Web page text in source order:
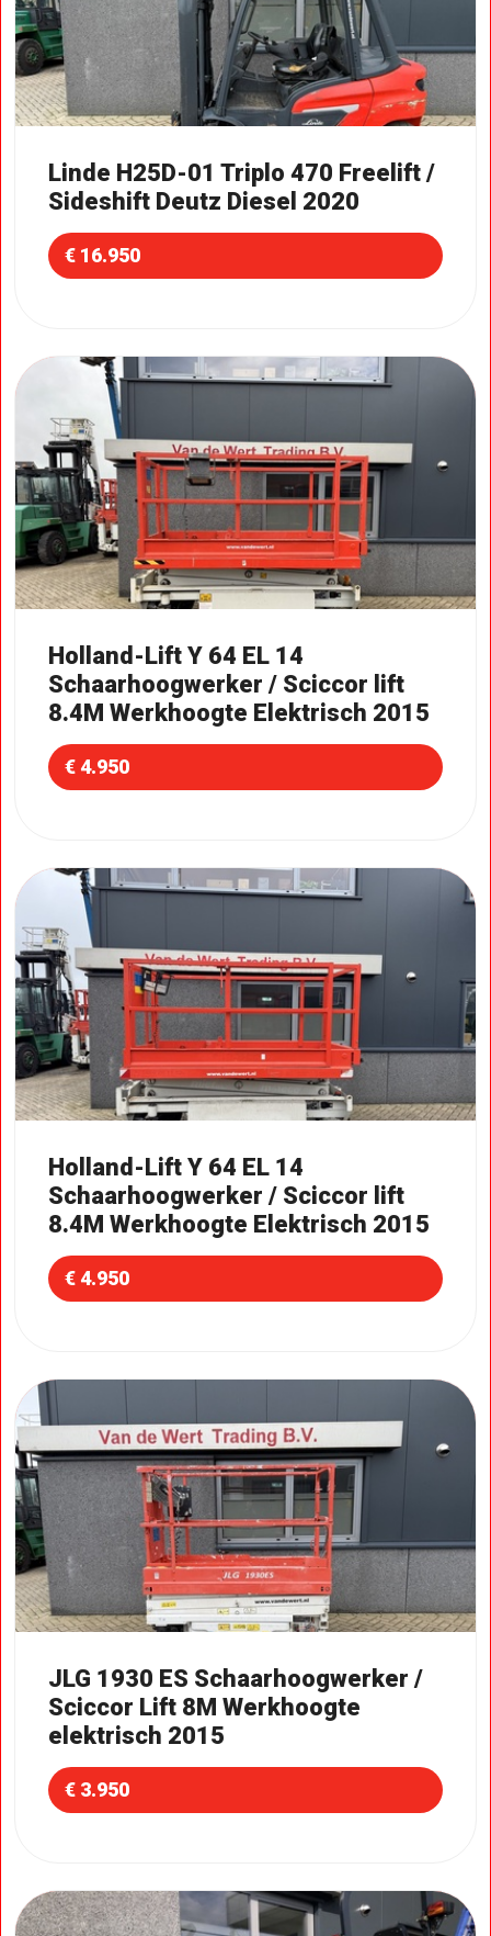
Linde H25D-01 Triplo 470 Freelift /
Sideshift Deutz Diesel 2020
€ 16.950
Holland-Lift Y 64 EL 14
Schaarhoogwerker / Sciccor lift
8.4M Werkhoogte Elektrisch 2015
€ 4.950
Holland-Lift Y 64 EL 14
Schaarhoogwerker / Sciccor lift
8.4M Werkhoogte Elektrisch 2015
€ 4.950
JLG 1930 ES Schaarhoogwerker /
Sciccor Lift 8M Werkhoogte
elektrisch 2015
€ 3.950